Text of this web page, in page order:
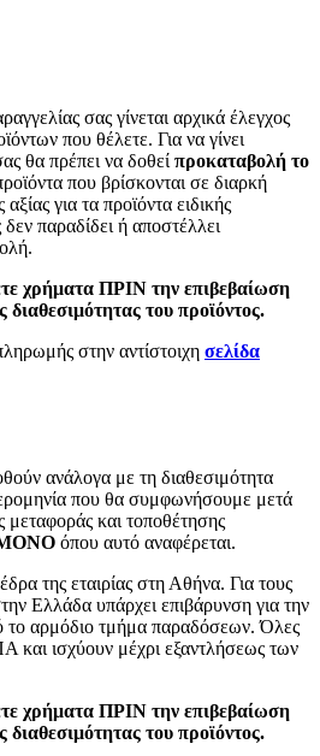
σας γίνεται αρχικά έλεγχος
που θέλετε. Για να γίνει
θα πρέπει να δοθεί προκαταβολή το
που βρίσκονται σε διαρκή
αξίας για τα προϊόντα ειδικής
παραδίδει ή αποστέλλει
χρήματα ΠΡΙΝ την επιβεβαίωση
διαθεσιμότητας του προϊόντος.
στην αντίστοιχη σελίδα
ανάλογα με τη διαθεσιμότητα
που θα συμφωνήσουμε μετά
μεταφοράς και τοποθέτησης
όπου αυτό αναφέρεται.
της εταιρίας στη Αθήνα. Για τους
Ελλάδα υπάρχει επιβάρυνση για την
το αρμόδιο τμήμα παραδόσεων. Όλες
και ισχύουν μέχρι εξαντλήσεως των
χρήματα ΠΡΙΝ την επιβεβαίωση
διαθεσιμότητας του προϊόντος.